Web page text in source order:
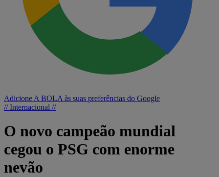
Adicione A BOLA às suas preferências do Google
// Internacional //
O novo campeão mundial
cegou o PSG com enorme
nevão